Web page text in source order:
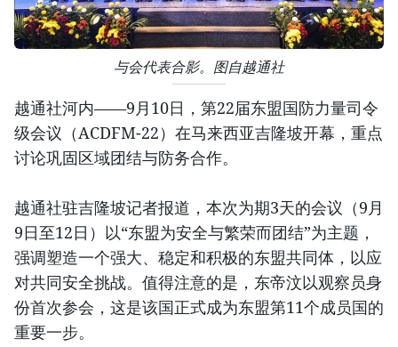
与会代表合影。图自越通社
越通社河内——9月10日，第22届东盟国防力量司令
级会议（ACDFM-22）在马来西亚吉隆坡开幕，重点
讨论巩固区域团结与防务合作。
越通社驻吉隆坡记者报道，本次为期3天的会议（9月
9日至12日）以“东盟为安全与繁荣而团结”为主题，
强调塑造一个强大、稳定和积极的东盟共同体，以应
对共同安全挑战。值得注意的是，东帝汶以观察员身
份首次参会，这是该国正式成为东盟第11个成员国的
重要一步。